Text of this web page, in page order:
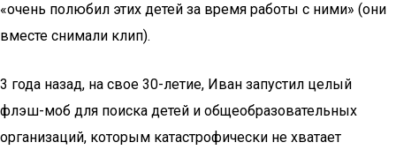
«очень полюбил этих детей за время работы с ними» (они
вместе снимали клип).
3 года назад, на свое 30-летие, Иван запустил целый
флэш-моб для поиска детей и общеобразовательных
организаций, которым катастрофически не хватает